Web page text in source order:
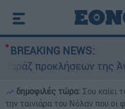
BREAKING NEWS:
προκλήσεων της
δημοφιλές τώρα: Σου καίει
την ταινιάρα του Νόλαν που οι